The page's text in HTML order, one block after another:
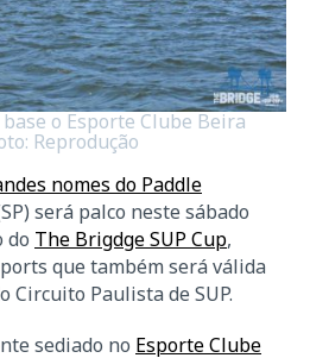
o Esporte Clube Beira
Reprodução
nomes do Paddle
será palco neste sábado
do The Brigdge SUP Cup,
que também será válida
Circuito Paulista de SUP.
sediado no Esporte Clube